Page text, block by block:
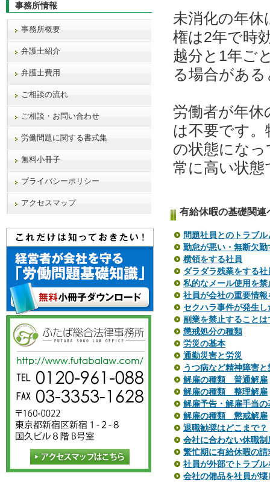
未消化の年
権は2年で時
越分と1年ご
る場合があ
労働者が年
は不要です
の状態にな
常に高い状
有給休暇の基礎関連
問題社員とのトラブ
勤怠が悪い・無断欠勤
横領をする社員
ダラダラ残業をする社
私的なメール使用を
社員が会社の重要情報
セクハラ事件が発生し
副業を禁止することは
懲戒処分の種類
労災の基本
通勤災害と労災
うつ病など精神障害
解雇の種類 普通解雇
解雇の種類 整理解雇
解雇予告・解雇手当の
解雇の種類 懲戒解雇
退職勧奨はどこまで？
会社に合わない休職
繁忙期に有給休暇の
社員が外部でトラブル
会社の備品を社員が
事務所情報
事務所概要
弁護士紹介
弁護士費用
ご相談の流れ
ご相談・お問い合わせ
労働問題に関する書式集
無料小冊子
プライバシーポリシー
アクセスマップ